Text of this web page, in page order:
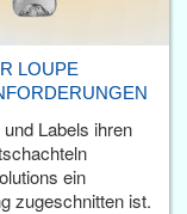
LOUPE
Labels ihren
ein
zugeschnitten ist.